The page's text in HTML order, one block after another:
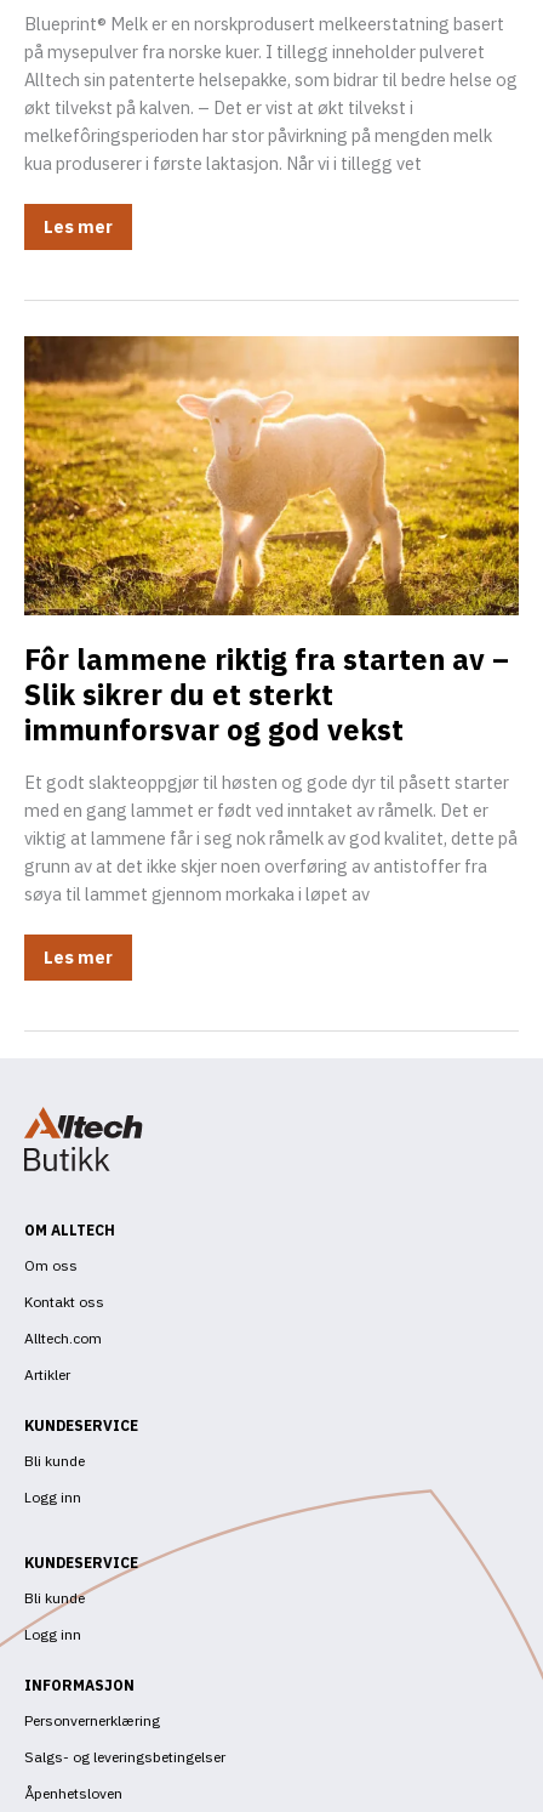
Blueprint® Melk er en norskprodusert melkeerstatning basert
på mysepulver fra norske kuer. I tillegg inneholder pulveret
Alltech sin patenterte helsepakke, som bidrar til bedre helse og
økt tilvekst på kalven. – Det er vist at økt tilvekst i
melkefôringsperioden har stor påvirkning på mengden melk
kua produserer i første laktasjon. Når vi i tillegg vet
God
Les mer
Fôr lammene riktig fra starten av –
Slik sikrer du et sterkt
immunforsvar og god vekst
Et godt slakteoppgjør til høsten og gode dyr til påsett starter
med en gang lammet er født ved inntaket av råmelk. Det er
viktig at lammene får i seg nok råmelk av god kvalitet, dette på
grunn av at det ikke skjer noen overføring av antistoffer fra
søya til lammet gjennom morkaka i løpet av
Fôr
du
et
sterkt
immunforsvar
og
Les mer
OM ALLTECH
Om oss
Kontakt oss
Alltech.com
Artikler
KUNDESERVICE
Bli kunde
Logg inn
KUNDESERVICE
Bli kunde
Logg inn
INFORMASJON
Personvernerklæring
Salgs- og leveringsbetingelser
Åpenhetsloven